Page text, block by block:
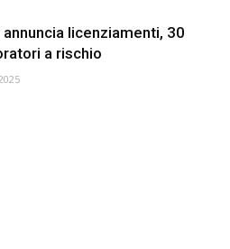
licenziamenti, 30
a rischio